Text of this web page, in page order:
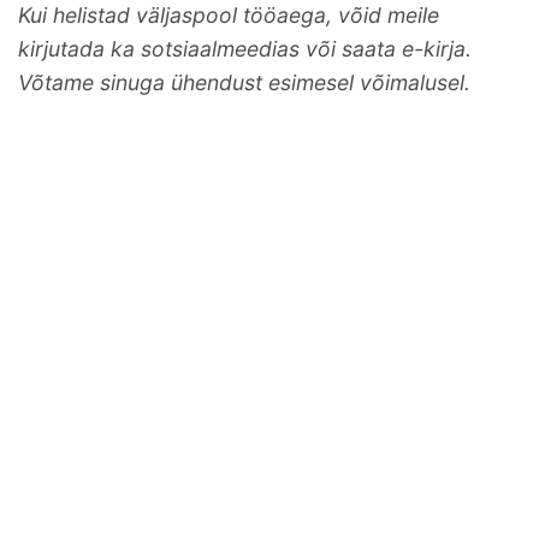
Kui helistad väljaspool tööaega, võid meile
kirjutada ka sotsiaalmeedias või saata e-kirja.
Võtame sinuga ühendust esimesel võimalusel.